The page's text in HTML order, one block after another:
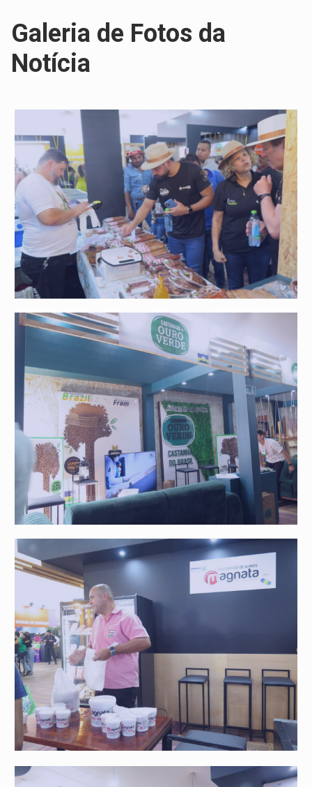
Galeria de Fotos da
Notícia